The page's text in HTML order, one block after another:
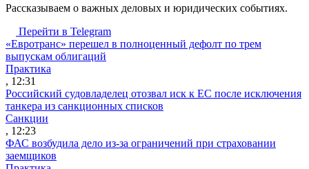
Рассказываем о важных деловых и юридических событиях.
Перейти в Telegram
«Евротранс» перешел в полноценный дефолт по трем
выпускам облигаций
Практика
, 12:31
Российский судовладелец отозвал иск к ЕС после исключения
танкера из санкционных списков
Санкции
, 12:23
ФАС возбудила дело из-за ограничений при страховании
заемщиков